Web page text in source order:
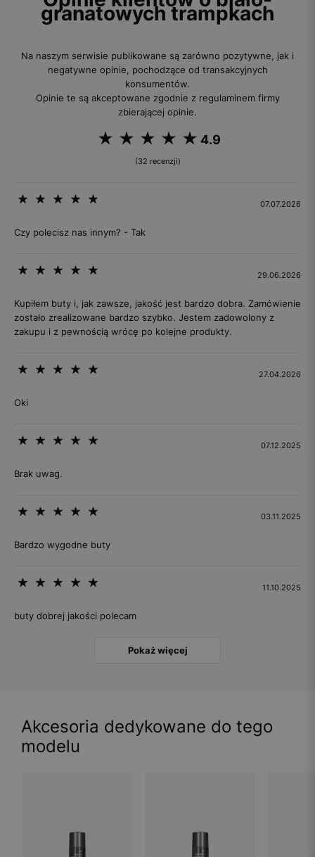
granatowych trampkach
Na naszym serwisie publikowane są zarówno pozytywne, jak i
negatywne opinie, pochodzące od transakcyjnych
konsumentów.
Opinie te są akceptowane zgodnie z regulaminem firmy
zbierającej opinie.
4.9
(32 recenzji)
07.07.2026
Czy polecisz nas innym? - Tak
29.06.2026
Kupiłem buty i, jak zawsze, jakość jest bardzo dobra. Zamówienie
zostało zrealizowane bardzo szybko. Jestem zadowolony z
zakupu i z pewnością wrócę po kolejne produkty.
27.04.2026
Oki
07.12.2025
Brak uwag.
03.11.2025
Bardzo wygodne buty
11.10.2025
buty dobrej jakości polecam
Pokaż więcej
Akcesoria dedykowane do tego
modelu